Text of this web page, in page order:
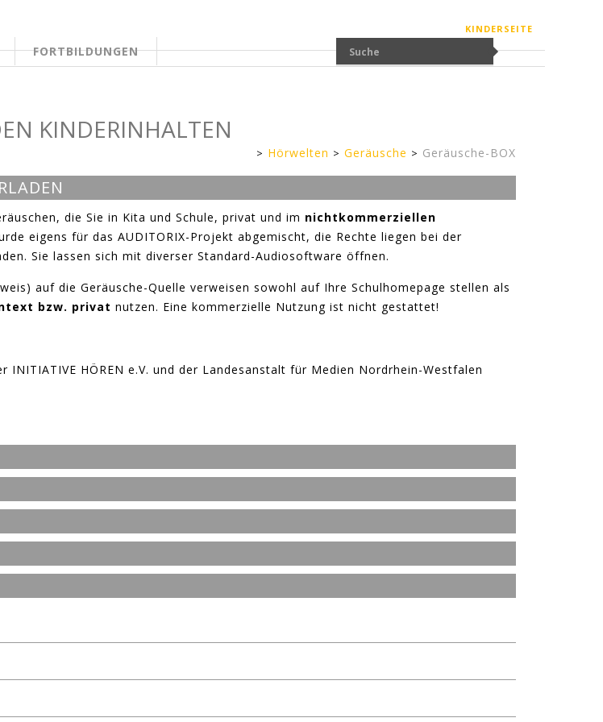
KINDERSEITE
FORTBILDUNGEN
KINDERINHALTEN
Erwachsenenseite
Hörwelten Geräusche Geräusche-BOX
die Sie in Kita und Schule, privat und im nichtkommerziellen
eigens für das AUDITORIX-Projekt abgemischt, die Rechte liegen bei der
Sie lassen sich mit diverser Standard-Audiosoftware öffnen.
auf die Geräusche-Quelle verweisen sowohl auf Ihre Schulhomepage stellen als
bzw. privat nutzen. Eine kommerzielle Nutzung ist nicht gestattet!
HÖREN e.V. und der Landesanstalt für Medien Nordrhein-Westfalen